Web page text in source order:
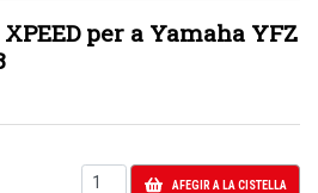
per a Yamaha YFZ
AFEGIR A LA CISTELLA